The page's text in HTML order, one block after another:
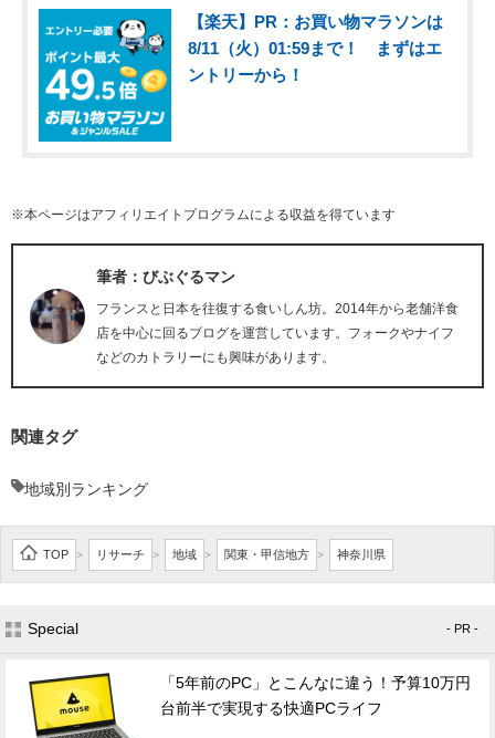
【楽天】PR：お買い物マラソンは
8/11（火）01:59まで！ まずはエ
ントリーから！
※本ページはアフィリエイトプログラムによる収益を得ています
筆者：びぶぐるマン
フランスと日本を往復する食いしん坊。2014年から老舗洋食
店を中心に回るブログを運営しています。フォークやナイフ
などのカトラリーにも興味があります。
関連タグ
地域別ランキング
TOP > リサーチ > 地域 > 関東・甲信地方 > 神奈川県
Special - PR -
「5年前のPC」とこんなに違う！予算10万円
台前半で実現する快適PCライフ